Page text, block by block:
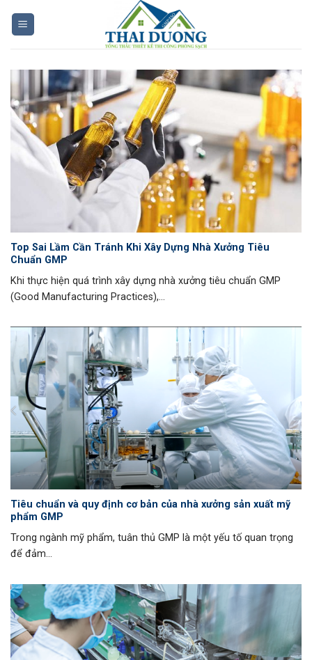
Top Sai Lầm Cần Tránh Khi Xây Dựng Nhà Xưởng Tiêu
Chuẩn GMP
Khi thực hiện quá trình xây dựng nhà xưởng tiêu chuẩn GMP
(Good Manufacturing Practices),...
Tiêu chuẩn và quy định cơ bản của nhà xưởng sản xuất mỹ
phẩm GMP
Trong ngành mỹ phẩm, tuân thủ GMP là một yếu tố quan trọng
để đảm...